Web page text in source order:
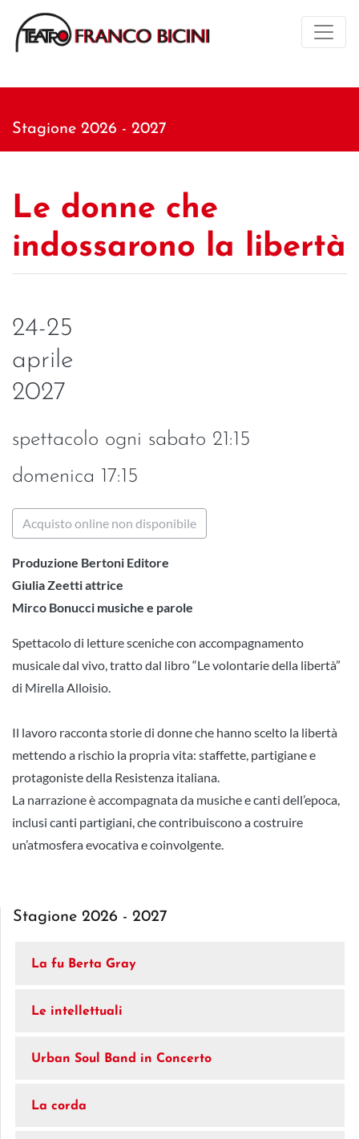
Stagione 2026 - 2027
Le donne che
indossarono la libertà
24-25
aprile
2027
spettacolo ogni sabato 21:15
domenica 17:15
Acquisto online non disponibile
Produzione Bertoni Editore
Giulia Zeetti attrice
Mirco Bonucci musiche e parole
Spettacolo di letture sceniche con accompagnamento
musicale dal vivo, tratto dal libro “Le volontarie della libertà”
di Mirella Alloisio.
Il lavoro racconta storie di donne che hanno scelto la libertà
mettendo a rischio la propria vita: staffette, partigiane e
protagoniste della Resistenza italiana.
La narrazione è accompagnata da musiche e canti dell’epoca,
inclusi canti partigiani, che contribuiscono a costruire
un’atmosfera evocativa e coinvolgente.
Stagione 2026 - 2027
La fu Berta Gray
Le intellettuali
Urban Soul Band in Concerto
La corda